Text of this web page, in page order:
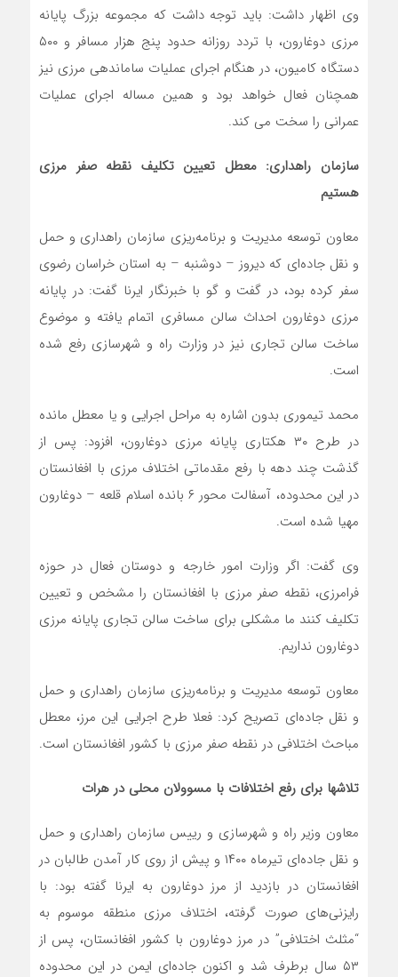
وی اظهار داشت: باید توجه داشت که مجموعه بزرگ پایانه
مرزی دوغارون، با تردد روزانه حدود پنج هزار مسافر و ۵۰۰
دستگاه کامیون، در هنگام اجرای عملیات ساماندهی مرزی نیز
همچنان فعال خواهد بود و همین مساله اجرای عملیات
عمرانی را سخت می کند.
سازمان راهداری: معطل تعیین تکلیف نقطه صفر مرزی
هستیم
معاون توسعه مدیریت و برنامه‌ریزی سازمان راهداری و حمل
و نقل جاده‌ای که دیروز – دوشنبه – به استان خراسان رضوی
سفر کرده بود، در گفت و گو با خبرنگار ایرنا گفت: در پایانه
مرزی دوغارون احداث سالن مسافری اتمام یافته و موضوع
ساخت سالن تجاری نیز در وزارت راه و شهرسازی رفع شده
است.
محمد تیموری بدون اشاره به مراحل اجرایی و یا معطل مانده
در طرح ۳۰ هکتاری پایانه مرزی دوغارون، افزود: پس از
گذشت چند دهه با رفع مقدماتی اختلاف مرزی با افغانستان
در این محدوده، آسفالت محور ۶ بانده اسلام قلعه – دوغارون
مهیا شده است.
وی گفت: اگر وزارت امور خارجه و دوستان فعال در حوزه
فرامرزی، نقطه صفر مرزی با افغانستان را مشخص و تعیین
تکلیف کنند ما مشکلی برای ساخت سالن تجاری پایانه مرزی
دوغارون نداریم.
معاون توسعه مدیریت و برنامه‌ریزی سازمان راهداری و حمل
و نقل جاده‌ای تصریح کرد: فعلا طرح اجرایی این مرز، معطل
مباحث اختلافی در نقطه صفر مرزی با کشور افغانستان است.
تلاشها برای رفع اختلافات با مسوولان محلی در هرات
معاون وزیر راه و شهرسازی و رییس سازمان راهداری و حمل
و نقل جاده‌ای تیرماه ۱۴۰۰ و پیش از روی کار آمدن طالبان در
افغانستان در بازدید از مرز دوغارون به ایرنا گفته بود: با
رایزنی‌های صورت گرفته، اختلاف مرزی منطقه موسوم به
“مثلث اختلافی” در مرز دوغارون با کشور افغانستان، پس از
۵۳ سال برطرف شد و اکنون جاده‌ای ایمن در این محدوده